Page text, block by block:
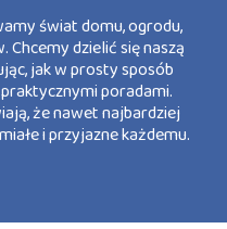
świat domu, ogrodu,
Chcemy dzielić się naszą
jak w prosty sposób
poradami.
że nawet najbardziej
i przyjazne każdemu.